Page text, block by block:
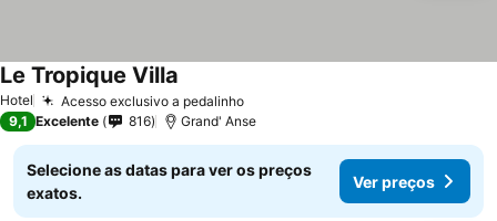
Hotel Acesso exclusivo a pedalinho
Le Tropique Villa
9,1 Excelente 816 Grand' Anse
Selecione as datas para ver os preços
exatos.
Ver preços